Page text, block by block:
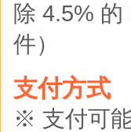
除 4.5%
件）
支付方式
※ 支付可